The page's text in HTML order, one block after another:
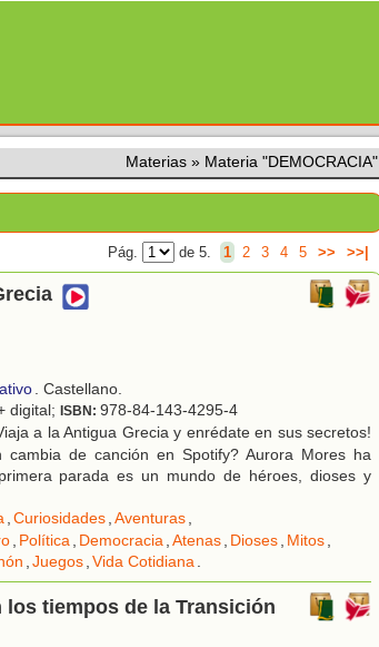
Materias » Materia "DEMOCRACIA"
Pág. de 5. 1 2 3 4 5 >> >>|
. Castellano.
digital; ISBN: 978-84-143-4295-4
a la Antigua Grecia y enrédate en sus secretos!
de canción en Spotify? Aurora Mores ha
parada es un mundo de héroes, dioses y
,Curiosidades,Aventuras,
, Política, Democracia,Atenas, Dioses, Mitos,
,Juegos,Vida Cotidiana.
tiempos de la Transición